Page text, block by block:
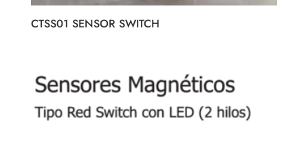
CTSS01 SENSOR SWITCH